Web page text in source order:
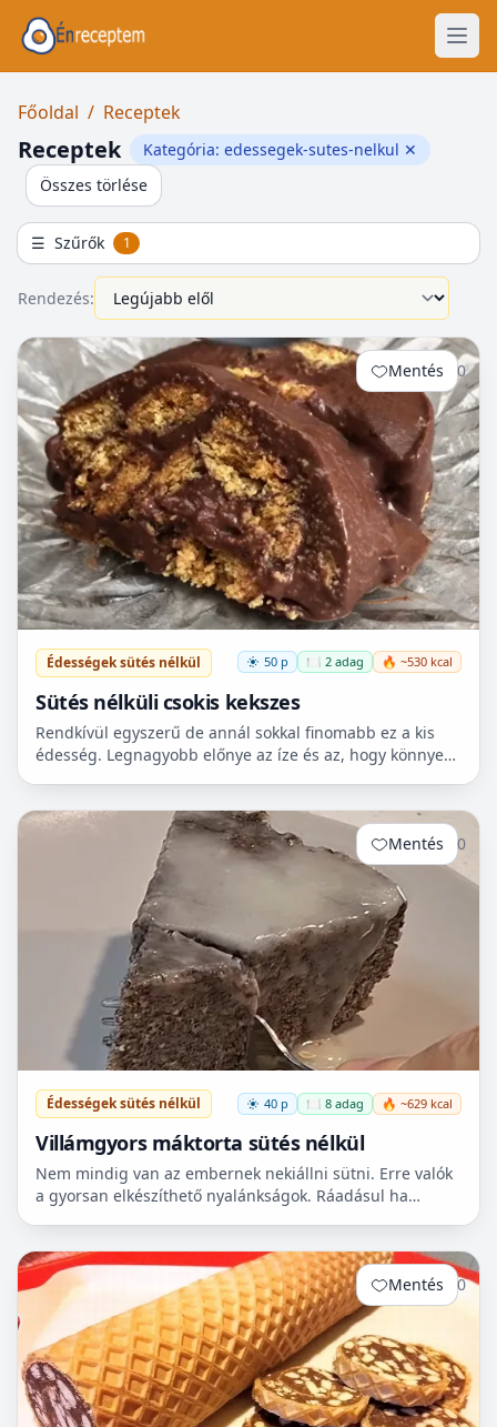
Főoldal / Receptek
Receptek Kategória: edessegek-sutes-nelkul ✕
Összes törlése
☰ Szűrők 1
Rendezés:
Mentés 0
Édességek sütés nélkül 50 p 🍽️ 2 adag 🔥 ~530 kcal
Sütés nélküli csokis kekszes
Rendkívül egyszerű de annál sokkal finomabb ez a kis
édesség. Legnagyobb előnye az íze és az, hogy könnyen
Mentés 0
Édességek sütés nélkül 40 p 🍽️ 8 adag 🔥 ~629 kcal
Villámgyors máktorta sütés nélkül
Nem mindig van az embernek nekiállni sütni. Erre valók
a gyorsan elkészíthető nyalánkságok. Ráadásul ha
Mentés 0